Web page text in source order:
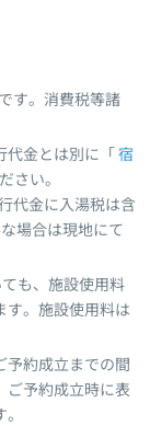
す。消費税等諸
代金とは別に「 宿
さい。
代金に入湯税は含
場合は現地にて
も、施設使用料
す。施設使用料は
予約成立までの間
ご予約成立時に表